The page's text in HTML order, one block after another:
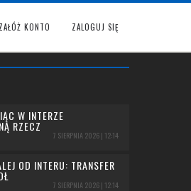
ZAŁÓŻ KONTO ZALOGUJ SIĘ
W INTERZE
RZECZ
7 SIERPNIA 2026 | 12:14
OD INTERU: TRANSFER
7 SIERPNIA 2026 | 12:14